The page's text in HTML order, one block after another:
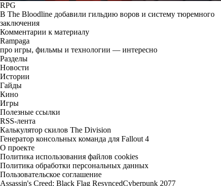
RPG
В The Bloodline добавили гильдию воров и систему тюремного
заключения
Комментарии к материалу
Rampaga
про игры, фильмы и технологии — интересно
Разделы
Новости
Истории
Гайды
Кино
Игры
Полезные ссылки
RSS-лента
Калькулятор скилов The Division
Генератор консольных команда для Fallout 4
О проекте
Политика использования файлов cookies
Политика обработки персональных данных
Пользовательское соглашение
Assassin's Creed: Black Flag ResyncedCyberpunk 2077